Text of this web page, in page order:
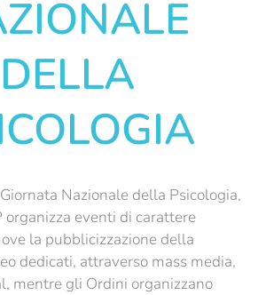
DELLA
Nazionale della Psicologia,
organizza eventi di carattere
la pubblicizzazione della
dedicati, attraverso mass media,
mentre gli Ordini organizzano